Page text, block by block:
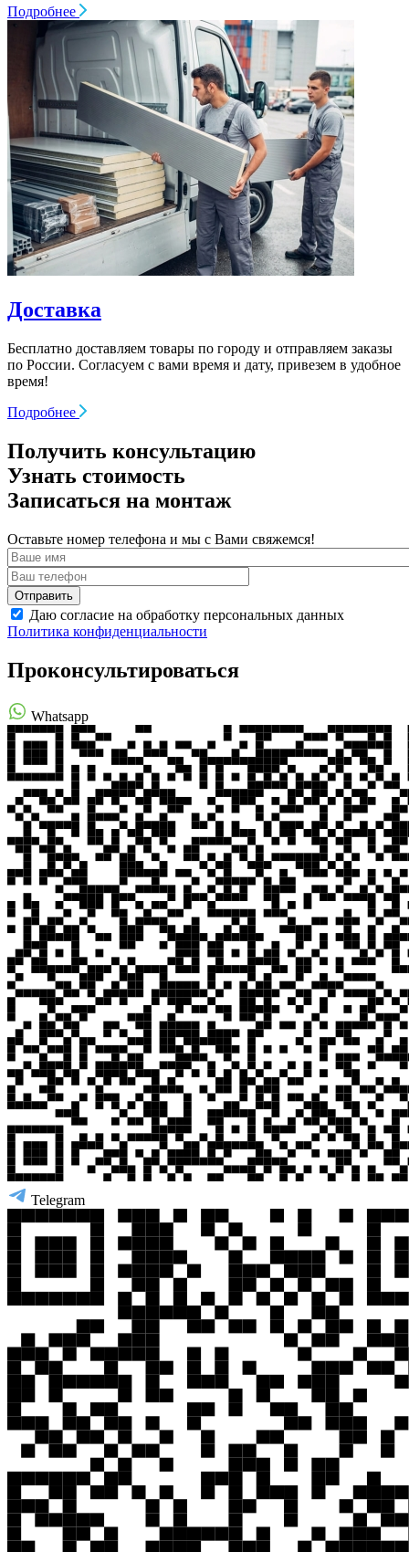
Подробнее
Доставка
Бесплатно доставляем товары по городу и отправляем заказы
по России. Согласуем с вами время и дату, привезем в удобное
время!
Подробнее
Получить консультацию
Узнать стоимость
Записаться на монтаж
Оставьте номер телефона и мы с Вами свяжемся!
Даю согласие на обработку персональных данных
Политика конфиденциальности
Проконсультироваться
Whatsapp
Telegram